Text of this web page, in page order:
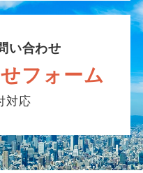
い合わせ
フォーム
対応